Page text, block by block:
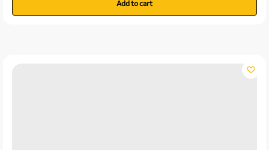
Add to cart